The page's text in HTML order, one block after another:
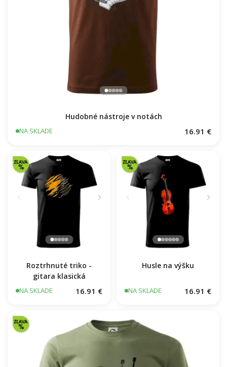
Hudobné nástroje v notách
NA SKLADE 16.91 €
Roztrhnuté triko -
gitara klasická
NA SKLADE 16.91 €
Husle na výšku
NA SKLADE 16.91 €